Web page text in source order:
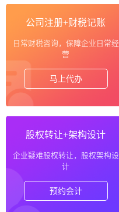
公司注册+财税记账
日常财税咨询，保障企业日常经
营
马上代办
股权转让+架构设计
企业疑难股权转让，股权架构设
计
预约会计